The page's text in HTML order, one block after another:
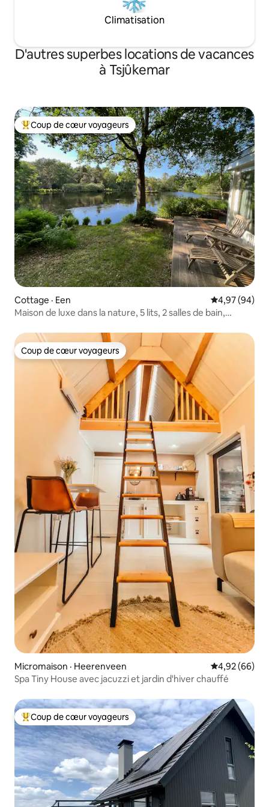
Climatisation
D'autres superbes locations de vacances
à Tsjûkemar
Coup de cœur voyageurs parmi les plus aimés
Coup de cœur voyageurs
Cottage · Een Note
4,97 (94)
Maison de luxe dans la nature, 5 lits, 2 salles de bain,
Coup de cœur voyageurs
Coup de cœur voyageurs
Micromaison · Heerenveen Note
4,92 (66)
Spa Tiny House avec jacuzzi et jardin d'hiver chauffé
Coup de cœur voyageurs parmi les plus aimés
Coup de cœur voyageurs